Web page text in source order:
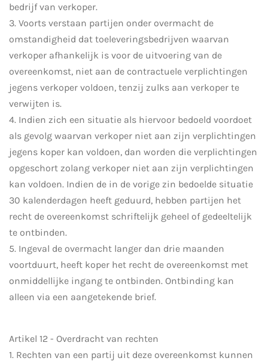
bedrijf van verkoper.
3. Voorts verstaan partijen onder overmacht de
omstandigheid dat toeleveringsbedrijven waarvan
verkoper afhankelijk is voor de uitvoering van de
overeenkomst, niet aan de contractuele verplichtingen
jegens verkoper voldoen, tenzij zulks aan verkoper te
verwijten is.
4. Indien zich een situatie als hiervoor bedoeld voordoet
als gevolg waarvan verkoper niet aan zijn verplichtingen
jegens koper kan voldoen, dan worden die verplichtingen
opgeschort zolang verkoper niet aan zijn verplichtingen
kan voldoen. Indien de in de vorige zin bedoelde situatie
30 kalenderdagen heeft geduurd, hebben partijen het
recht de overeenkomst schriftelijk geheel of gedeeltelijk
te ontbinden.
5. Ingeval de overmacht langer dan drie maanden
voortduurt, heeft koper het recht de overeenkomst met
onmiddellijke ingang te ontbinden. Ontbinding kan
alleen via een aangetekende brief.
Artikel 12 - Overdracht van rechten
1. Rechten van een partij uit deze overeenkomst kunnen